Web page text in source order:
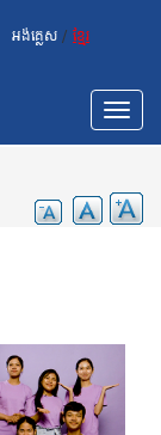
អង់គ្លេស / ខ្មែរ
Toggle